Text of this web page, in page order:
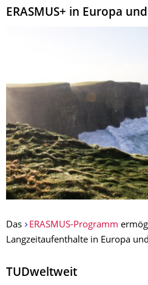
ERASMUS+ in Europa
Das ERASMUS-Programm
Langzeitaufenthalte in Europa
TUDweltweit